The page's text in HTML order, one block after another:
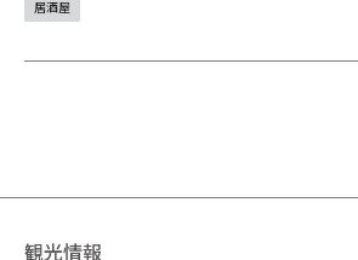
居酒屋
観光情報